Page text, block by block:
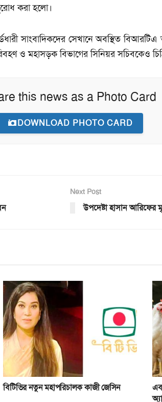
করা হলো।
সাংবাদিকদের সেখানে অবস্থিত
ও মহাসড়ক বিভাগের সিনিয়র সচিবকেও
this news as a Photo Card
DOWNLOAD PHOTO CARD
Next Post
উপদেষ্টা হাসান আরিফের
বিটিভির নতুন মহাপরিচালক কাজী জেসিন